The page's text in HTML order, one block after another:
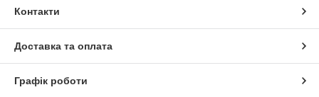
Контакти
Доставка та оплата
Графік роботи